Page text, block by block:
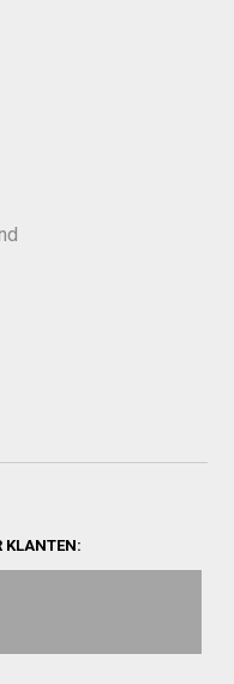
KLANTEN: